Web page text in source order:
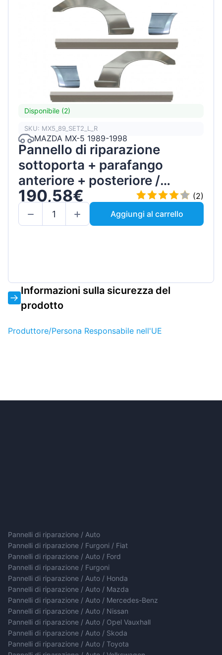
Disponibile (2)
SKU: MX5_89_SET2_L_R
MAZDA MX-5 1989-1998
Pannello di riparazione
sottoporta + parafango
anteriore + posteriore /
Sinistra+Destra / Set
190,58€
(2)
Aggiungi al carrello
Informazioni sulla sicurezza del
prodotto
Produttore/Persona Responsabile nell'UE
Pannelli di riparazione / Auto
Pannelli di riparazione / Furgoni / Fiat
Pannelli di riparazione / Auto / Ford
Pannelli di riparazione / Furgoni
Pannelli di riparazione / Auto / Honda
Pannelli di riparazione / Auto / Mazda
Pannelli di riparazione / Auto / Mercedes-Benz
Pannelli di riparazione / Auto / Nissan
Pannelli di riparazione / Auto / Opel Vauxhall
Pannelli di riparazione / Auto / Skoda
Pannelli di riparazione / Auto / Toyota